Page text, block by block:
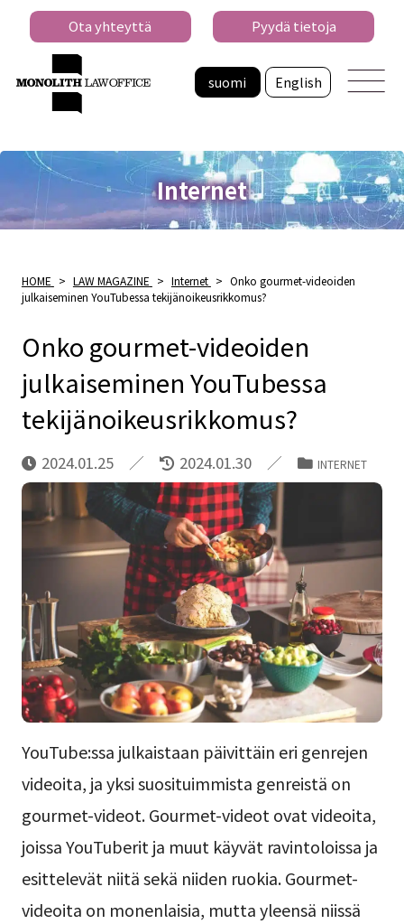
suomi English
Ota yhteyttä Pyydä tietoja
Internet
HOME > LAW MAGAZINE > Internet > Onko gourmet-videoiden
julkaiseminen YouTubessa tekijänoikeusrikkomus?
Onko gourmet-videoiden
julkaiseminen YouTubessa
tekijänoikeusrikkomus?
2024.01.25 2024.01.30 INTERNET
YouTube:ssa julkaistaan päivittäin eri genrejen
videoita, ja yksi suosituimmista genreistä on
gourmet-videot. Gourmet-videot ovat videoita,
joissa YouTuberit ja muut käyvät ravintoloissa ja
esittelevät niitä sekä niiden ruokia. Gourmet-
videoita on monenlaisia, mutta yleensä niissä